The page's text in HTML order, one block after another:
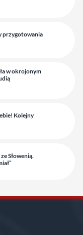
przygotowania
w okrojonym
Kolejny
Słowenią.